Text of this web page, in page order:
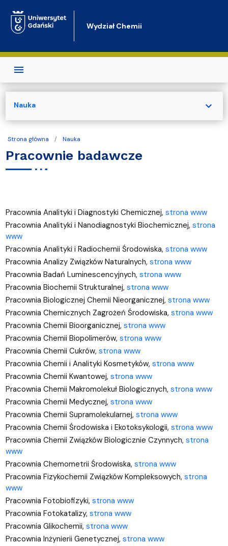
Wydział Chemii
Strona główna Nauka
Pracownie badawcze
Pracownia Analityki i Diagnostyki Chemicznej, strona www
Pracownia Analityki i Nanodiagnostyki Biochemicznej, strona
www
Pracownia Analityki i Radiochemii Środowiska, strona www
Pracownia Analizy Związków Naturalnych, strona www
Pracownia Badań Luminescencyjnych, strona www
Pracownia Biochemii Strukturalnej, strona www
Pracownia Biologicznej Chemii Nieorganicznej, strona www
Pracownia Chemicznych Zagrożeń Środowiska, strona www
Pracownia Chemii Bioorganicznej, strona www
Pracownia Chemii Biopolimerów, strona www
Pracownia Chemii Cukrów, strona www
Pracownia Chemii i Analityki Kosmetyków, strona www
Pracownia Chemii Kwantowej, strona www
Pracownia Chemii Makromolekuł Biologicznych, strona www
Pracownia Chemii Medycznej, strona www
Pracownia Chemii Supramolekularnej, strona www
Pracownia Chemii Środowiska i Ekotoksykologii, strona www
Pracownia Chemii Związków Biologicznie Czynnych, strona
www
Pracownia Chemometrii Środowiska, strona www
Pracownia Fizykochemii Związków Kompleksowych, strona
www
Pracownia Fotobiofizyki, strona www
Pracownia Fotokatalizy, strona www
Pracownia Glikochemii, strona www
Pracownia Inżynierii Genetycznej, strona www
Nauka expand_more